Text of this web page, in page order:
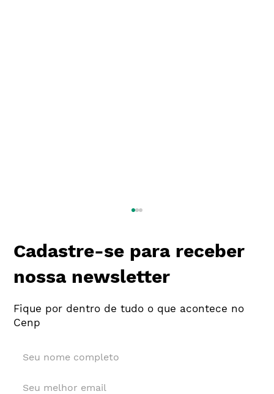
Investimento de agências em mídia
sobe 18,4% e vai a R$ 5,58 bi
Cadastre-se para receber
nossa newsletter
Fique por dentro de tudo o que acontece no
Cenp